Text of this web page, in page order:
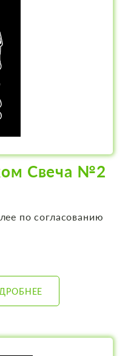
Свеча №2
по согласованию